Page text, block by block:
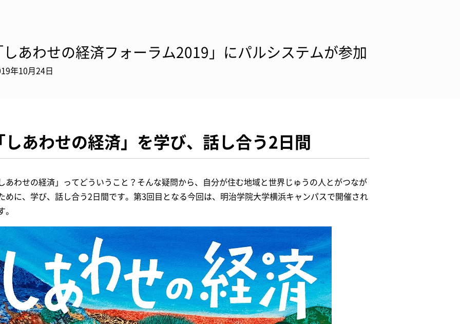
しあわせの経済フォーラム2019」にパルシステムが参加
年10月24日
しあわせの経済」を学び、話し合う2日間
あわせの経済」ってどういうこと？そんな疑問から、自分が住む地域と世界じゅうの人とがつなが
めに、学び、話し合う2日間です。第3回目となる今回は、明治学院大学横浜キャンパスで開催され
。